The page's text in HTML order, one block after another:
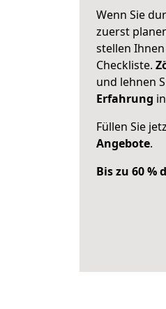
Wenn Sie
zuerst
stellen Ihnen
Checkliste.
und lehnen
Erfahrung
Füllen Sie
Angebote.
Bis zu 60 %